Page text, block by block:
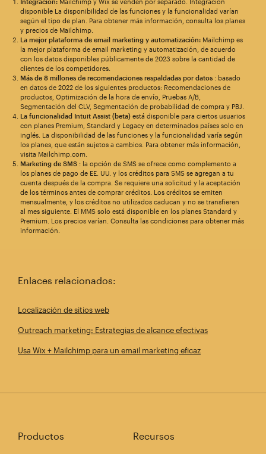
disponible La disponibilidad de las funciones y la funcionalidad varían
según el tipo de plan. Para obtener más información, consulta los planes
y precios de Mailchimp.
La mejor plataforma de email marketing y automatización:Mailchimp es
la mejor plataforma de email marketing y automatización, de acuerdo
con los datos disponibles públicamente de 2023 sobre la cantidad de
clientes de los competidores.
Más de 8 millones de recomendaciones respaldadas por datos: basado
en datos de 2022 de los siguientes productos: Recomendaciones de
productos, Optimización de la hora de envío, Pruebas A/B,
Segmentación del CLV, Segmentación de probabilidad de compra y PBJ.
La funcionalidad Intuit Assist (beta)está disponible para ciertos usuarios
con planes Premium, Standard y Legacy en determinados países solo en
inglés. La disponibilidad de las funciones y la funcionalidad varía según
los planes, que están sujetos a cambios. Para obtener más información,
visita Mailchimp.com.
Marketing de SMS: la opción de SMS se ofrece como complemento a
los planes de pago de EE. UU. y los créditos para SMS se agregan a tu
cuenta después de la compra. Se requiere una solicitud y la aceptación
de los términos antes de comprar créditos. Los créditos se emiten
mensualmente, y los créditos no utilizados caducan y no se transfieren
al mes siguiente. El MMS solo está disponible en los planes Standard y
Premium. Los precios varían. Consulta las condiciones para obtener más
información.
Enlaces relacionados:
Localización de sitios web
Outreach marketing: Estrategias de alcance efectivas
Usa Wix + Mailchimp para un email marketing eficaz
Productos Recursos